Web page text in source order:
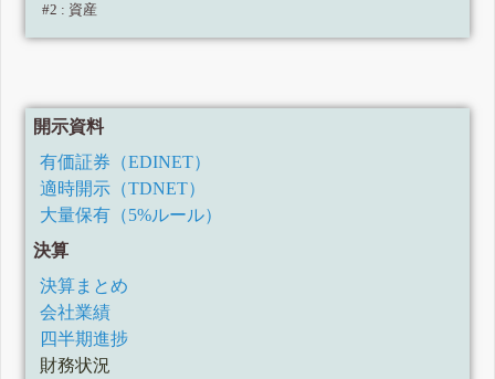
#2 : 資産
開示資料
有価証券（EDINET）
適時開示（TDNET）
大量保有（5%ルール）
決算
決算まとめ
会社業績
四半期進捗
財務状況